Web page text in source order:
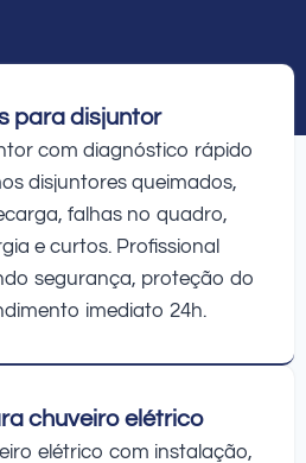
para disjuntor
com diagnóstico rápido
disjuntores queimados,
falhas no quadro,
e curtos. Profissional
segurança, proteção do
imediato 24h.
chuveiro elétrico
elétrico com instalação,